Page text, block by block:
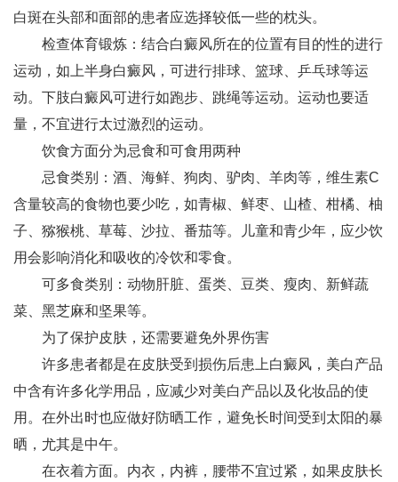
白斑在头部和面部的患者应选择较低一些的枕头。
检查体育锻炼：结合白癜风所在的位置有目的性的进行
运动，如上半身白癜风，可进行排球、篮球、乒乓球等运
动。下肢白癜风可进行如跑步、跳绳等运动。运动也要适
量，不宜进行太过激烈的运动。
饮食方面分为忌食和可食用两种
忌食类别：酒、海鲜、狗肉、驴肉、羊肉等，维生素C
含量较高的食物也要少吃，如青椒、鲜枣、山楂、柑橘、柚
子、猕猴桃、草莓、沙拉、番茄等。儿童和青少年，应少饮
用会影响消化和吸收的冷饮和零食。
可多食类别：动物肝脏、蛋类、豆类、瘦肉、新鲜蔬
菜、黑芝麻和坚果等。
为了保护皮肤，还需要避免外界伤害
许多患者都是在皮肤受到损伤后患上白癜风，美白产品
中含有许多化学用品，应减少对美白产品以及化妆品的使
用。在外出时也应做好防晒工作，避免长时间受到太阳的暴
晒，尤其是中午。
在衣着方面。内衣，内裤，腰带不宜过紧，如果皮肤长